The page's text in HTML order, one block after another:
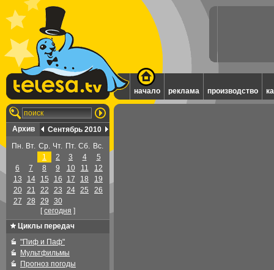
начало реклама производство
Архив
Сентябрь 2010
Пн. Вт. Ср. Чт. Пт. Сб. Вс.
1
2 3 4
5
6
7 8 9 10 11
12
13
14 15 16 17 18
19
20
21 22 23 24 25
26
27
28 29
30
[cегодня ]
Циклы передач
"Пиф и Паф"
Мультфильмы
Прогноз погоды